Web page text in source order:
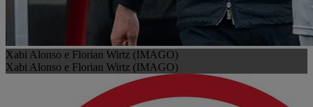
Xabi Alonso e Florian Wirtz (IMAGO)
Xabi Alonso e Florian Wirtz (IMAGO)